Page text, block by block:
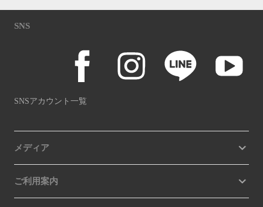
SNS
SNSアカウント一覧
メディア
ご利用案内